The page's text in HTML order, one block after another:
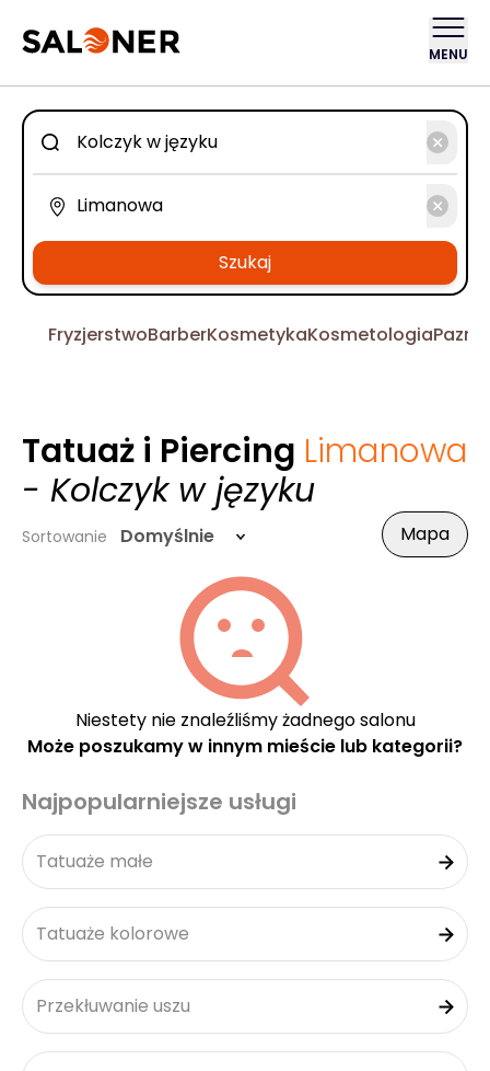
MENU
Szukaj
FryzjerstwoBarberKosmetykaKosmetologia
Tatuaż i Piercing Limanowa
- Kolczyk w języku
Sortowanie Domyślnie Mapa
Niestety nie znaleźliśmy żadnego salonu
Może poszukamy w innym mieście lub kategorii?
Najpopularniejsze usługi
Tatuaże małe
Tatuaże kolorowe
Przekłuwanie uszu